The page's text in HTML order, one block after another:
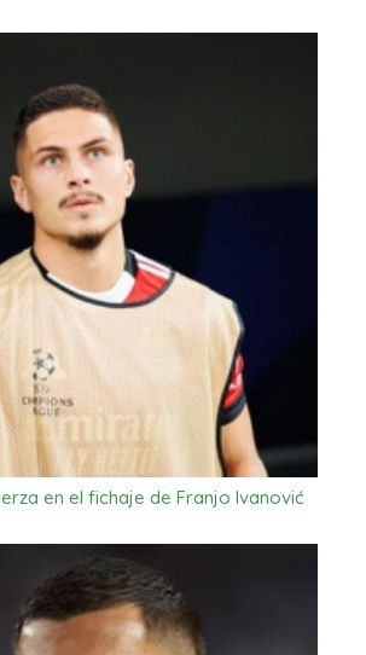
en el fichaje de Franjo Ivanović